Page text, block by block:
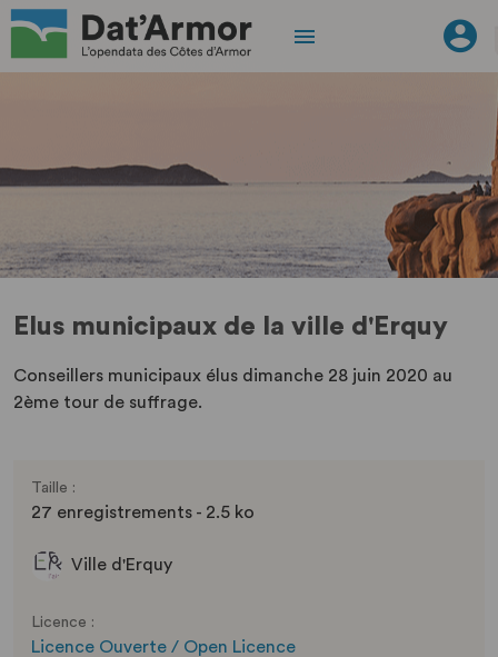
Elus municipaux de la ville d'Erquy
Conseillers municipaux élus dimanche 28 juin 2020 au
2ème tour de suffrage.
Taille :
27 enregistrements - 2.5 ko
Ville d'Erquy
Licence :
Licence Ouverte / Open Licence